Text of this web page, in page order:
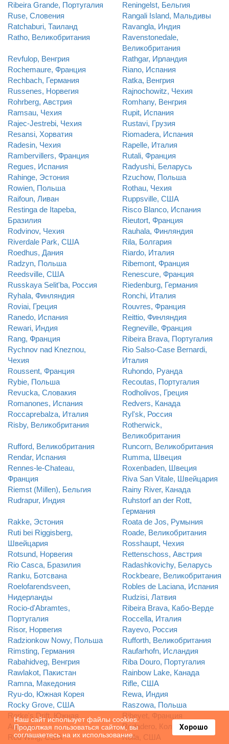
Ribeira Grande, Португалия
Reningelst, Бельгия
Ruse, Словения
Rangali Island, Мальдивы
Ratchaburi, Таиланд
Ravangla, Индия
Ratho, Великобритания
Ravenstonedale,
Великобритания
Revfulop, Венгрия
Rathgar, Ирландия
Rochemaure, Франция
Riano, Испания
Rechbach, Германия
Ratka, Венгрия
Russenes, Норвегия
Rajnochowitz, Чехия
Rohrberg, Австрия
Romhany, Венгрия
Ramsau, Чехия
Rupit, Испания
Rajec-Jestrebi, Чехия
Rustavi, Грузия
Resansi, Хорватия
Riomadera, Испания
Radesin, Чехия
Rapelle, Италия
Rambervillers, Франция
Rutali, Франция
Regues, Испания
Radyushi, Беларусь
Rahinge, Эстония
Rzuchow, Польша
Rowien, Польша
Rothau, Чехия
Raifoun, Ливан
Ruppsville, США
Restinga de Itapeba,
Бразилия
Risco Blanco, Испания
Rieutort, Франция
Rodvinov, Чехия
Rauhala, Финляндия
Riverdale Park, США
Rila, Болгария
Roedhus, Дания
Riardo, Италия
Radzyn, Польша
Ribemont, Франция
Reedsville, США
Renescure, Франция
Russkaya Selit'ba, Россия
Riedenburg, Германия
Ryhala, Финляндия
Ronchi, Италия
Roviai, Греция
Rouvres, Франция
Ranedo, Испания
Reittio, Финляндия
Rewari, Индия
Regneville, Франция
Rang, Франция
Ribeira Brava, Португалия
Rychnov nad Kneznou,
Чехия
Rio Salso-Case Bernardi,
Италия
Roussent, Франция
Ruhondo, Руанда
Rybie, Польша
Recoutas, Португалия
Revucka, Словакия
Rodholivos, Греция
Romanones, Испания
Redvers, Канада
Roccaprebalza, Италия
Ryl'sk, Россия
Risby, Великобритания
Rotherwick,
Великобритания
Rufford, Великобритания
Runcorn, Великобритания
Rendar, Испания
Rumma, Швеция
Rennes-le-Chateau,
Франция
Roxenbaden, Швеция
Riva San Vitale, Швейцария
Riemst (Millen), Бельгия
Rainy River, Канада
Rudrapur, Индия
Ruhstorf an der Rott,
Германия
Rakke, Эстония
Roata de Jos, Румыния
Ruti bei Riggisberg,
Швейцария
Roade, Великобритания
Rosshaupt, Чехия
Rotsund, Норвегия
Rettenschoss, Австрия
Rio Casca, Бразилия
Radashkovichy, Беларусь
Ranku, Ботсвана
Rockbeare, Великобритания
Roelofarendsveen,
Нидерланды
Robles de Laciana, Испания
Rudzisi, Латвия
Rocio-d'Abramtes,
Португалия
Ribeira Brava, Кабо-Верде
Roccella, Италия
Risor, Норвегия
Rayevo, Россия
Radzionkow Nowy, Польша
Rufforth, Великобритания
Rimsting, Германия
Raufarhofn, Исландия
Rabahidveg, Венгрия
Riba Douro, Португалия
Rawlakot, Пакистан
Rainbow Lake, Канада
Ramna, Македония
Rifle, США
Ryu-do, Южная Корея
Rewa, Индия
Rocky Grove, США
Raszowa, Польша
Rorke's Drift, Южная
Африка
Ribeyet, Франция
Rodadero, Колумбия
Red Wing, США
Rolla, США
Наш сайт использует файлы cookies.
Продолжая пользоваться сайтом, вы
соглашаетесь на их использование.
Хорошо